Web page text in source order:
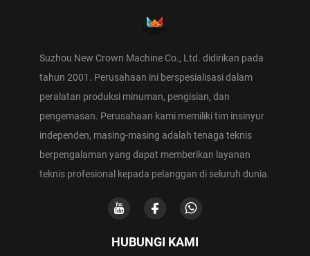
Suzhou New Crown Machine Co., Ltd. didirikan pada
tahun 2001. Perusahaan ini berspesialisasi dalam
peralatan produksi minuman, pengisian, dan
pengemasan. Perusahaan kami memiliki tim insinyur
independen, masing-masing adalah tenaga teknis
berpengalaman yang dapat memberikan layanan
teknis profesional kepada pelanggan di seluruh dunia.
HUBUNGI KAMI